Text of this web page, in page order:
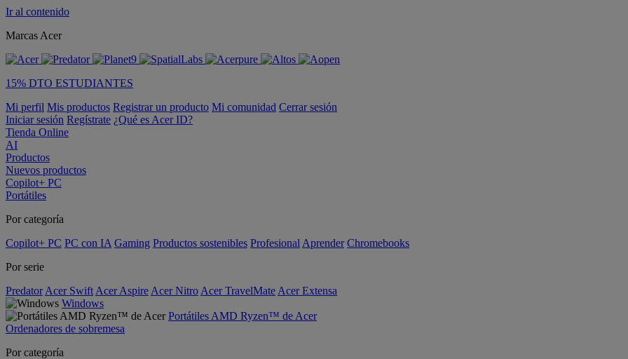
Ir al contenido
Marcas Acer
15% DTO ESTUDIANTES
Mi perfil Mis productos Registrar un producto Mi comunidad Cerrar sesión
Iniciar sesión Regístrate ¿Qué es Acer ID?
Tienda Online
AI
Productos
Nuevos productos
Copilot+ PC
Portátiles
Por categoría
Copilot+ PC PC con IA Gaming Productos sostenibles Profesional Aprender Chromebooks
Por serie
Predator Acer Swift Acer Aspire Acer Nitro Acer TravelMate Acer Extensa
Windows
Portátiles AMD Ryzen™ de Acer
Ordenadores de sobremesa
Por categoría